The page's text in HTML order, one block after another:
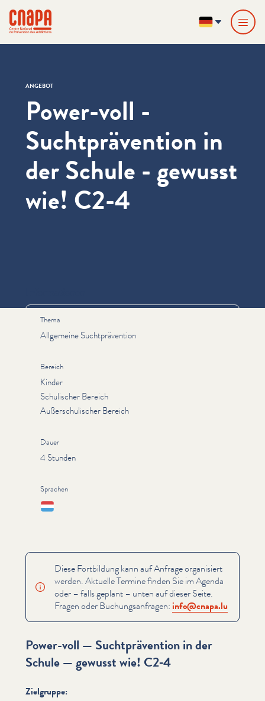
cnapa
DE
ANGEBOT
Power-voll -
Suchtprävention in
der Schule - gewusst
wie! C2-4
Thema
Allgemeine Suchtprävention
Bereich
Kinder
Schulischer Bereich
Außerschulischer Bereich
Dauer
4 Stunden
Sprachen
Lëtzebuergesch
Diese Fortbildung kann auf Anfrage organisiert
werden. Aktuelle Termine finden Sie im Agenda
oder – falls geplant – unten auf dieser Seite.
Fragen oder Buchungsan­fra­gen: info@​cnapa.​lu
Power-voll — Suchtprävention in der
Schule — gewusst wie! C2‑4
Zielgruppe: